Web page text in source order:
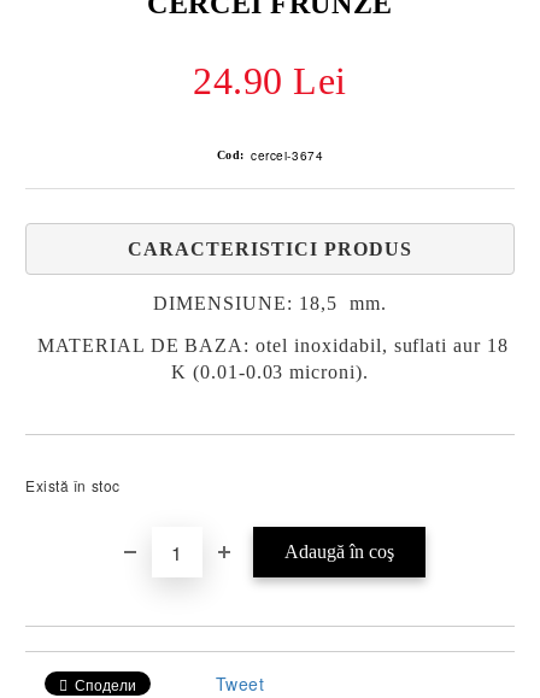
24.90 Lei
Cod: cercei-3674
CARACTERISTICI PRODUS
DIMENSIUNE: 18,5 mm.
MATERIAL DE BAZA: otel inoxidabil, suflati aur 18
K (0.01-0.03 microni).
Există în stoc
Сподели Tweet